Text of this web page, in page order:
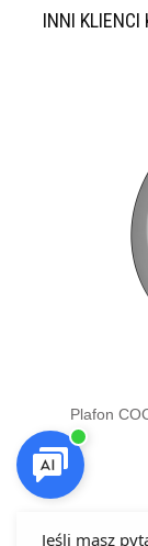
INNI KLIENCI
Plafon